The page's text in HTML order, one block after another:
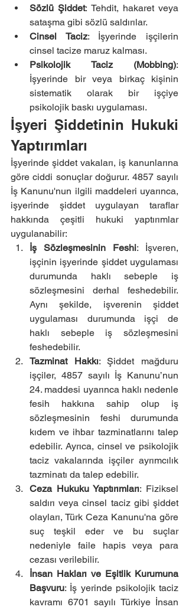
Sözlü Şiddet: Tehdit, hakaret veya
sataşma gibi sözlü saldırılar.
Cinsel Taciz: İşyerinde işçilerin
cinsel tacize maruz kalması.
Psikolojik Taciz (Mobbing):
İşyerinde bir veya birkaç kişinin
sistematik olarak bir işçiye
psikolojik baskı uygulaması.
İşyeri Şiddetinin Hukuki
Yaptırımları
İşyerinde şiddet vakaları, iş kanunlarına
göre ciddi sonuçlar doğurur. 4857 sayılı
İş Kanunu'nun ilgili maddeleri uyarınca,
işyerinde şiddet uygulayan taraflar
hakkında çeşitli hukuki yaptırımlar
uygulanabilir:
İş Sözleşmesinin Feshi: İşveren,
işçinin işyerinde şiddet uygulaması
durumunda haklı sebeple iş
sözleşmesini derhal feshedebilir.
Aynı şekilde, işverenin şiddet
uygulaması durumunda işçi de
haklı sebeple iş sözleşmesini
feshedebilir.
Tazminat Hakkı: Şiddet mağduru
işçiler, 4857 sayılı İş Kanunu’nun
24. maddesi uyarınca haklı nedenle
fesih hakkına sahip olup iş
sözleşmesinin feshi durumunda
kıdem ve ihbar tazminatlarını talep
edebilir. Ayrıca, cinsel ve psikolojik
taciz vakalarında işçiler ayrımcılık
tazminatı da talep edebilir.
Ceza Hukuku Yaptırımları: Fiziksel
saldırı veya cinsel taciz gibi şiddet
olayları, Türk Ceza Kanunu'na göre
suç teşkil eder ve bu suçlar
nedeniyle faile hapis veya para
cezası verilebilir.
İnsan Hakları ve Eşitlik Kurumuna
Başvuru: İş yerinde psikolojik taciz
kavramı 6701 sayılı Türkiye İnsan